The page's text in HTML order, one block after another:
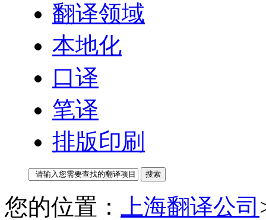
翻译领域
本地化
口译
笔译
排版印刷
您的位置： 上海翻译公司